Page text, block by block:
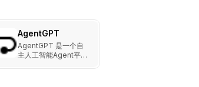
AgentGPT
AgentGPT 是一个自
主人工智能Agent平